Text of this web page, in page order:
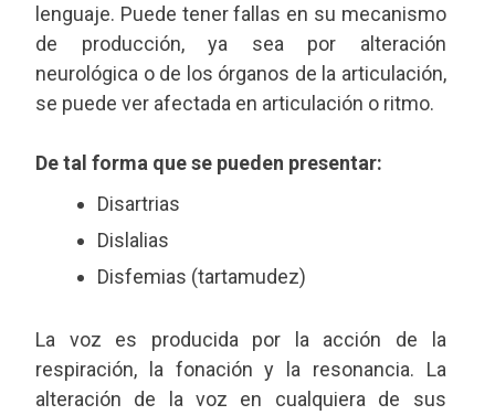
lenguaje. Puede tener fallas en su mecanismo
de producción, ya sea por alteración
neurológica o de los órganos de la articulación,
se puede ver afectada en articulación o ritmo.
De tal forma que se pueden presentar:
Disartrias
Dislalias
Disfemias (tartamudez)
La voz es producida por la acción de la
respiración, la fonación y la resonancia. La
alteración de la voz en cualquiera de sus